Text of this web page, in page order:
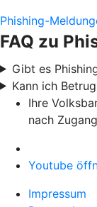
Phishing-
FAQ zu
Gibt es
Kann ich
Ihre
nach
Youtube
Impressum